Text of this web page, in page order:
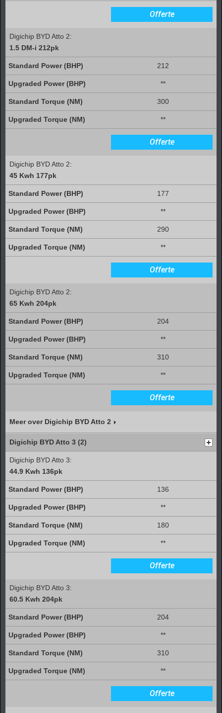
Offerte
Digichip BYD Atto 2:
1.5 DM-i 212pk
212
**
300
**
Offerte
Digichip BYD Atto 2:
45 Kwh 177pk
177
**
290
**
Offerte
Digichip BYD Atto 2:
65 Kwh 204pk
204
**
310
**
Offerte
Meer over Digichip BYD Atto 2
Digichip BYD Atto 3 (2)
Digichip BYD Atto 3:
44.9 Kwh 136pk
136
**
180
**
Offerte
Digichip BYD Atto 3:
60.5 Kwh 204pk
204
**
310
**
Offerte